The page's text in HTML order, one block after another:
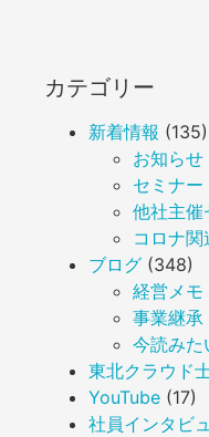
カテゴリー
新着情報 (135)
お知らせ
セミナー
他社主催
コロナ
ブログ (348)
経営メモ
事業継承
今読みた
東北クラウド
YouTube (17)
社員インタビ